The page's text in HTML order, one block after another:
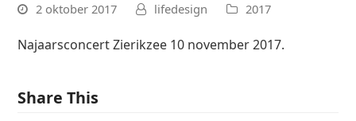
2 oktober 2017 lifedesign 2017
Najaarsconcert Zierikzee 10 november 2017.
Share This